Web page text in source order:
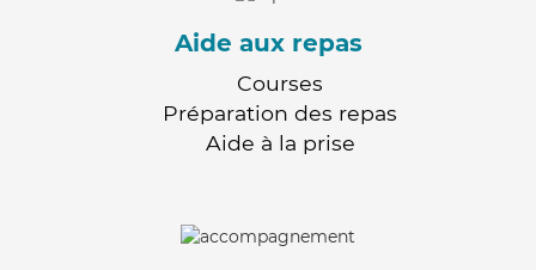
Aide aux repas
Courses
Préparation des repas
Aide à la prise